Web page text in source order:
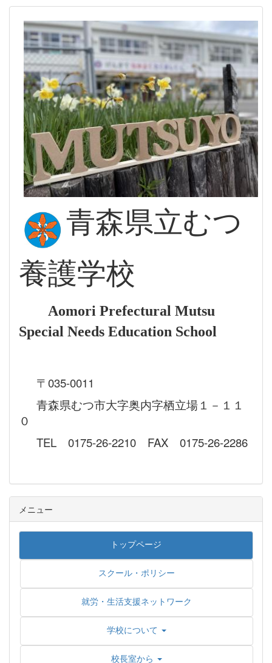
青森県立むつ
養護学校
Aomori Prefectural Mutsu
Special Needs Education School
〒035-0011
青森県むつ市大字奥内字栖立場１－１１
０
TEL 0175-26-2210 FAX 0175-26-2286
メニュー
トップページ
スクール・ポリシー
就労・生活支援ネットワーク
学校について
校長室から